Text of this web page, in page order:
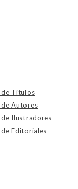
de Títulos
de Autores
de Ilustradores
de Editoriales